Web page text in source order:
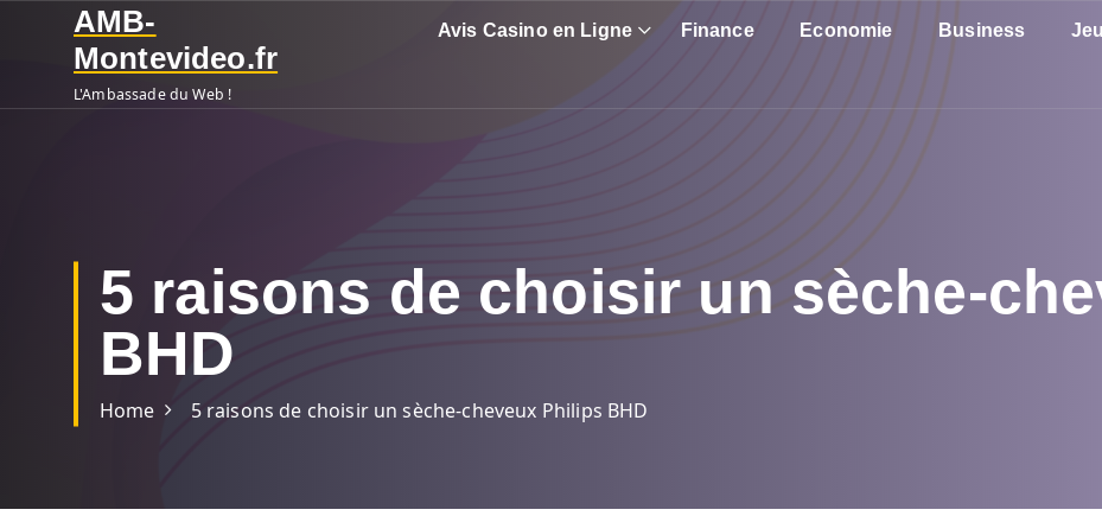
p
AMB-
Montevideo.fr
L'Ambassade du Web !
Avis Casino en Ligne Finance Economie Business
5 raisons de choisir un sèche-
BHD
Home 5 raisons de choisir un sèche-cheveux Philips BHD